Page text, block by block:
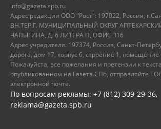
info@gazeta.spb.ru
Адрес редакции ООО "Рост": 197022, Россия,
ВН.ТЕР.Г. МУНИЦИПАЛЬНЫЙ ОКРУГ
ЧАПЫГИНА, Д. 6 ЛИТЕРА П, ОФИС 316
Адрес учредителя: 197374, Россия, Санкт-
дорога, дом 17, корпус 6, строение 1, помещение
Пожалуйста, все пожелания и претензии к
опубликованном на Газета.СПб, отправляйте
электронной почте.
По вопросам рекламы: +7 (812) 309-29-36,
reklama@gazeta.spb.ru